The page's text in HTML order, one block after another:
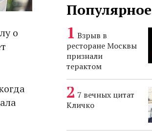
о
Популярное
Взрыв в
ресторане Москвы
признали
терактом
7 вечных цитат
Кличко